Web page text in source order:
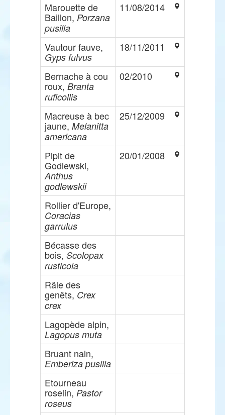
Marouette de
Baillon, Porzana
pusilla
11/08/2014
Vautour fauve,
Gyps fulvus
18/11/2011
Bernache à cou
roux, Branta
ruficollis
02/2010
Macreuse à bec
jaune, Melanitta
americana
25/12/2009
Pipit de
Godlewski,
Anthus
godlewskii
20/01/2008
Rollier d'Europe,
Coracias
garrulus
Bécasse des
bois, Scolopax
rusticola
Râle des
genêts, Crex
crex
Lagopède alpin,
Lagopus muta
Bruant nain,
Emberiza pusilla
Etourneau
roselin, Pastor
roseus